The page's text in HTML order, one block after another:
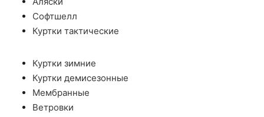
Софтшелл
Куртки тактические
Куртки зимние
Куртки демисезонные
Мембранные
Ветровки